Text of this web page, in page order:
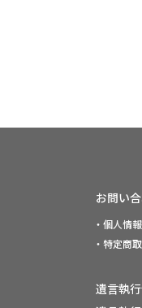
お問い
・個人情
・特定商
遺言執